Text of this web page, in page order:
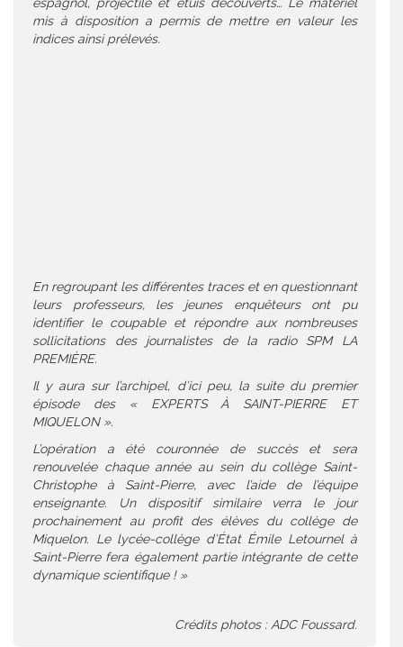
espagnol, projectile et étuis découverts… Le matériel
mis à disposition a permis de mettre en valeur les
indices ainsi prélevés.
En regroupant les différentes traces et en questionnant
leurs professeurs, les jeunes enquêteurs ont pu
identifier le coupable et répondre aux nombreuses
sollicitations des journalistes de la radio SPM LA
PREMIÈRE.
Il y aura sur l’archipel, d’ici peu, la suite du premier
épisode des « EXPERTS À SAINT-PIERRE ET
MIQUELON ».
L’opération a été couronnée de succès et sera
renouvelée chaque année au sein du collège Saint-
Christophe à Saint-Pierre, avec l’aide de l’équipe
enseignante. Un dispositif similaire verra le jour
prochainement au profit des élèves du collège de
Miquelon. Le lycée-collège d’État Émile Letournel à
Saint-Pierre fera également partie intégrante de cette
dynamique scientifique ! »
Crédits photos : ADC Foussard.